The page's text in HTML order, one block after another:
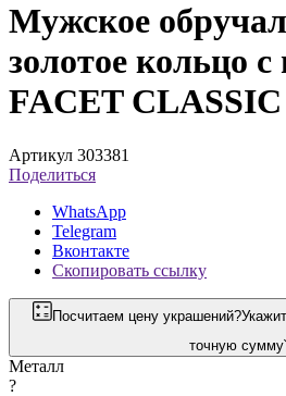
Мужское
золотое кольцо
FACET CLASSIC
Артикул 303381
Поделиться
WhatsApp
Telegram
Вконтакте
Скопировать ссылку
Посчитаем цену украшений?
точную сумму
Металл
?